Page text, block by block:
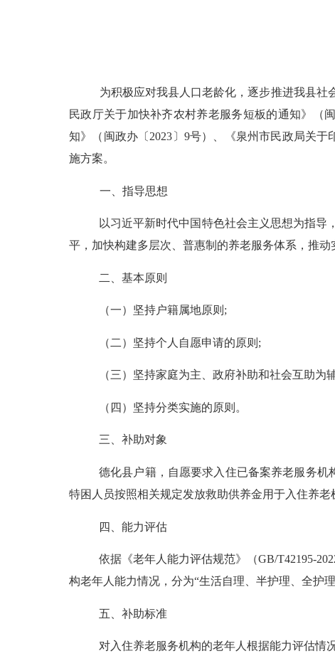
为积极应对我县人口老龄化，逐步推进我县
民政厅关于加快补齐农村养老服务短板的通知》（
知》（闽政办〔2023〕9号）、《泉州市民政局关
施方案。
一、指导思想
以习近平新时代中国特色社会主义思想为指
平，加快构建多层次、普惠制的养老服务体系，推
二、基本原则
（一）坚持户籍属地原则 ;
（二）坚持个人自愿申请的原则 ;
（三）坚持家庭为主、政府补助和社会互助为
（四）坚持分类实施的原则。
三、补助对象
德化县户籍，自愿要求入住已备案养老服务
特困人员按照相关规定发放救助供养金用于入住养老
四、能力评估
依据《老年人能力评估规范》（GB/T42195-
构老年人能力情况，分为“生活自理、半护理、全护
五、补助标准
对入住养老服务机构的老年人根据能力评估情